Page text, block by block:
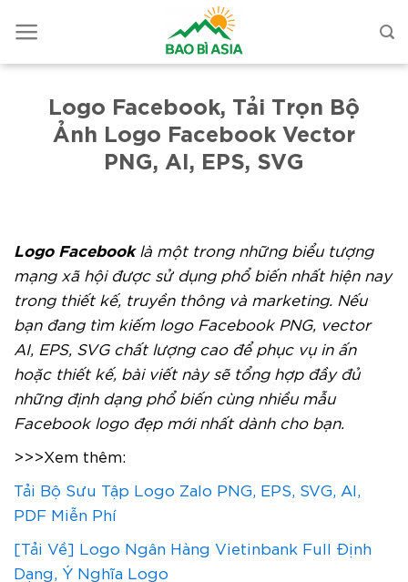
Logo Facebook, Tải Trọn Bộ
Ảnh Logo Facebook Vector
PNG, AI, EPS, SVG
Logo Facebooklà một trong những biểu tượng
mạng xã hội được sử dụng phổ biến nhất hiện nay
trong thiết kế, truyền thông và marketing. Nếu
bạn đang tìm kiếm logo Facebook PNG, vector
AI, EPS, SVG chất lượng cao để phục vụ in ấn
hoặc thiết kế, bài viết này sẽ tổng hợp đầy đủ
những định dạng phổ biến cùng nhiều mẫu
Facebook logo đẹp mới nhất dành cho bạn.
>>>Xem thêm:
Tải Bộ Sưu Tập Logo Zalo PNG, EPS, SVG, AI,
PDF Miễn Phí
[Tải Về] Logo Ngân Hàng Vietinbank Full Định
Dạng, Ý Nghĩa Logo